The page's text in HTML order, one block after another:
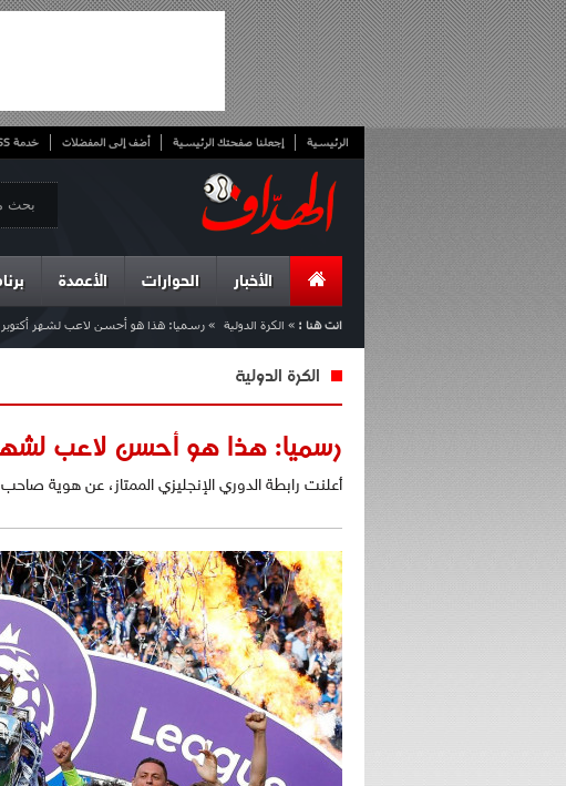
الرئيسية إجعلنا صفحتك الرئيسية أضف إلى المفضلات خدمة RSS
الأخبار الحوارات الأعمدة
انت هنا : » الكرة الدولية » رسميا: هذا هو أحسن لاعب لشهر أكتوبر
الكرة الدولية
رسميا: هذا هو أحسن لاعب لشهر
أعلنت رابطة الدوري الإنجليزي الممتاز، عن هوية